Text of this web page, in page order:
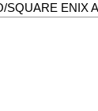
ENIX